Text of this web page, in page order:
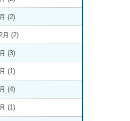
(2)
月 (2)
(3)
(1)
(4)
(1)